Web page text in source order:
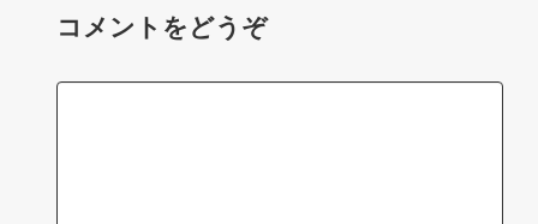
コメントをどうぞ